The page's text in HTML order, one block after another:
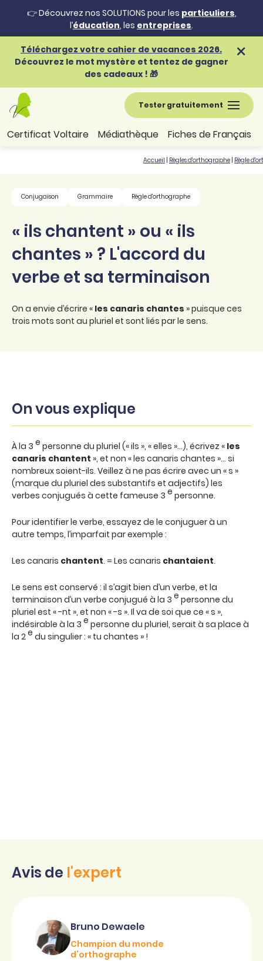
👉 Découvrez nos SOLUTIONS pour les particuliers,
l’éducation, les entreprises.
Téléchargez votre cahier de vacances 2026.
Découvrez le mot mystère et tentez de gagner
des cadeaux ! 🎁
Tester gratuitement
Certificat Voltaire Médiathèque Fiches de Français
Accueil Règles d'orthographe Règle
Conjugaison Grammaire Règle d'orthographe
« ils chantent » ou « ils
chantes » ? L'accord du
verbe et sa terminaison
On a envie d’écrire « les canaris chantes » puisque ces
trois mots sont au pluriel et sont liés par le sens.
On vous explique
À la 3 e personne du pluriel (« ils », « elles »…), écrivez « les
canaris chantent », et non « les canaris chantes »… si
nombreux soient-ils. Veillez à ne pas écrire avec un « s »
(marque du pluriel des substantifs et adjectifs) les
verbes conjugués à cette fameuse 3 e personne.
Pour identifier le verbe, essayez de le conjuguer à un
autre temps, l’imparfait par exemple :
Les canaris chantent. = Les canaris chantaient.
Le sens est conservé : il s’agit bien d’un verbe, et la
terminaison d’un verbe conjugué à la 3 e personne du
pluriel est « -nt », et non « -s ». Il va de soi que ce « s »,
indésirable à la 3 e personne du pluriel, serait à sa place à
la 2e du singulier : « tu chantes » !
Avis de l'expert
Bruno Dewaele
Champion du monde
d’orthographe